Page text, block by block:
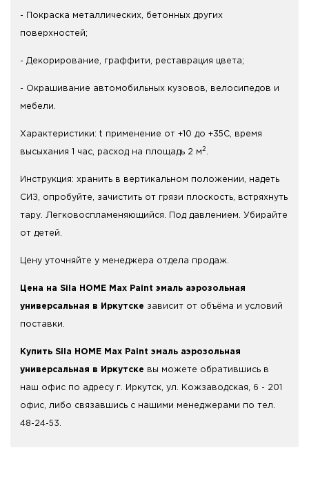
- Покраска металлических, бетонных других
поверхностей;
- Декорирование, граффити, реставрация цвета;
- Окрашивание автомобильных кузовов, велосипедов и
мебели.
Характеристики: t применение от +10 до +35С, время
высыхания 1 час, расход на площадь 2 м 2
Инструкция: хранить в вертикальном положении, надеть
СИЗ, опробуйте, зачистить от грязи плоскость, встряхнуть
тару. Легковоспламеняющийся. Под давлением. Убирайте
от детей.
Цену уточняйте у менеджера отдела продаж.
Цена на Sila HOME Max Paint эмаль аэрозольная
универсальная в Иркутске зависит от объёма и условий
поставки.
Купить Sila HOME Max Paint эмаль аэрозольная
универсальная в Иркутске вы можете обратившись в
наш офис по адресу г. Иркутск, ул. Кожзаводская, 6 - 201
офис, либо связавшись с нашими менеджерами по тел.
48-24-53.